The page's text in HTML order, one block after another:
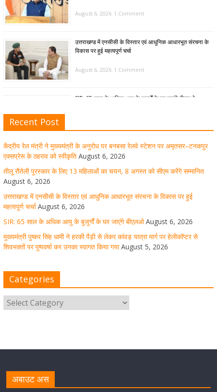
August 6, 2026 1 Comment
उत्तराखण्ड में एनसीसी के विस्तार एवं आधुनिक आधारभूत संरचना के
विकास पर हुई महत्वपूर्ण चर्चा
August 6, 2026 1 Comment
SIR: 65 साल के अधिक आयु के बुजुर्गों के घर जाएंगे बीएलओ
मुख्यमंत्री पुष्कर सिंह धामी ने हरकी पैड़ी से लेकर कांवड़ यात्रा मार्ग
पर हेलीकॉप्टर से शिवभक्तों पर पुष्पवर्षा कर उनका स्वागत किया गया
धर्मनगरी हरिद्वार में कांवड़ यात्रा के दौरान मंगलवार को आस्था, सेवा
और संस्कृति का अद्भुत संगम देखने को मिला
मुख्यमंत्री ने स्वास्थ्य सेवा शिविर का किया शुभारंभ, श्रद्धालुओं को
अपने हाथों से परोसा भोजन
August 5, 2026 1 Comment
Recent Post
केंद्रीय रेल मंत्री ने मुख्यमंत्री के अनुरोध पर बनबसा रेलवे स्टेशन पर अमृतसर–टनकपुर
एक्सप्रेस के ठहराव को स्वीकृति August 6, 2026
तीलू रौतेली पुरस्कार के लिए 13 महिलाओं का चयन, 8 अगस्त को सीएम करेंगे सम्मानित
August 6, 2026
उत्तराखण्ड में एनसीसी के विस्तार एवं आधुनिक आधारभूत संरचना के विकास पर हुई
महत्वपूर्ण चर्चा August 6, 2026
SIR: 65 साल के अधिक आयु के बुजुर्गों के घर जाएंगे बीएलओ August 6, 2026
मुख्यमंत्री पुष्कर सिंह धामी ने हरकी पैड़ी से लेकर कांवड़ यात्रा मार्ग पर हेलीकॉप्टर से
शिवभक्तों पर पुष्पवर्षा कर उनका स्वागत किया गया August 5, 2026
Categories
अबाउट अस